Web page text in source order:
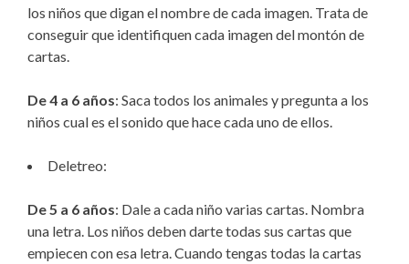
los niños que digan el nombre de cada imagen. Trata de
conseguir que identifiquen cada imagen del montón de
cartas.
De 4 a 6 años: Saca todos los animales y pregunta a los
niños cual es el sonido que hace cada uno de ellos.
Deletreo:
De 5 a 6 años: Dale a cada niño varias cartas. Nombra
una letra. Los niños deben darte todas sus cartas que
empiecen con esa letra. Cuando tengas todas la cartas